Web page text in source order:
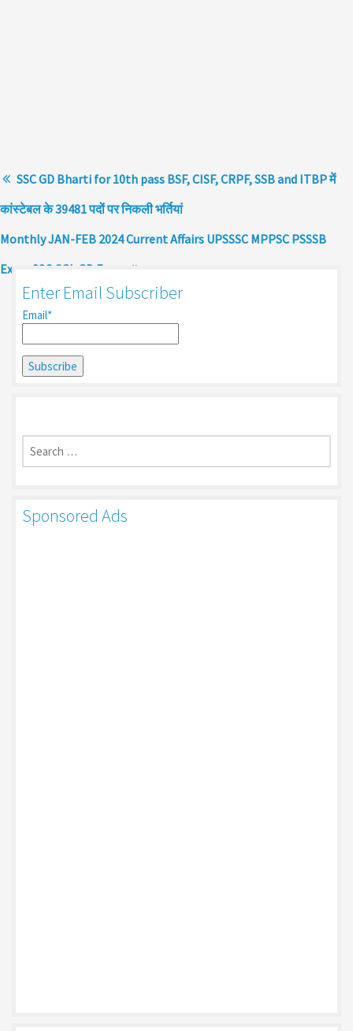
SSC GD Bharti for 10th pass BSF, CISF, CRPF, SSB and ITBP में
कांस्टेबल के 39481 पदों पर निकली भर्तियां
Monthly JAN-FEB 2024 Current Affairs UPSSSC MPPSC PSSSB
Exam SSC CGL GD Exam
Enter Email Subscriber
Email*
Search
for:
Sponsored Ads